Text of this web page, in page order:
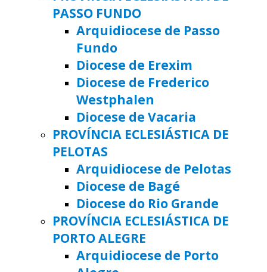
PASSO FUNDO
Arquidiocese de Passo
Fundo
Diocese de Erexim
Diocese de Frederico
Westphalen
Diocese de Vacaria
PROVÍNCIA ECLESIÁSTICA DE
PELOTAS
Arquidiocese de Pelotas
Diocese de Bagé
Diocese do Rio Grande
PROVÍNCIA ECLESIÁSTICA DE
PORTO ALEGRE
Arquidiocese de Porto